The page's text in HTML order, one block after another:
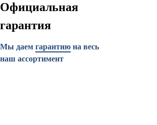
Официальная
гарантия
Мы даем гарантию на весь
наш ассортимент